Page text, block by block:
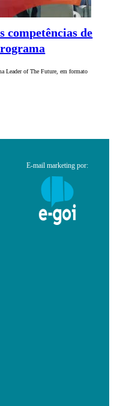
competências de
Leader of The Future, em formato
E-mail marketing por: